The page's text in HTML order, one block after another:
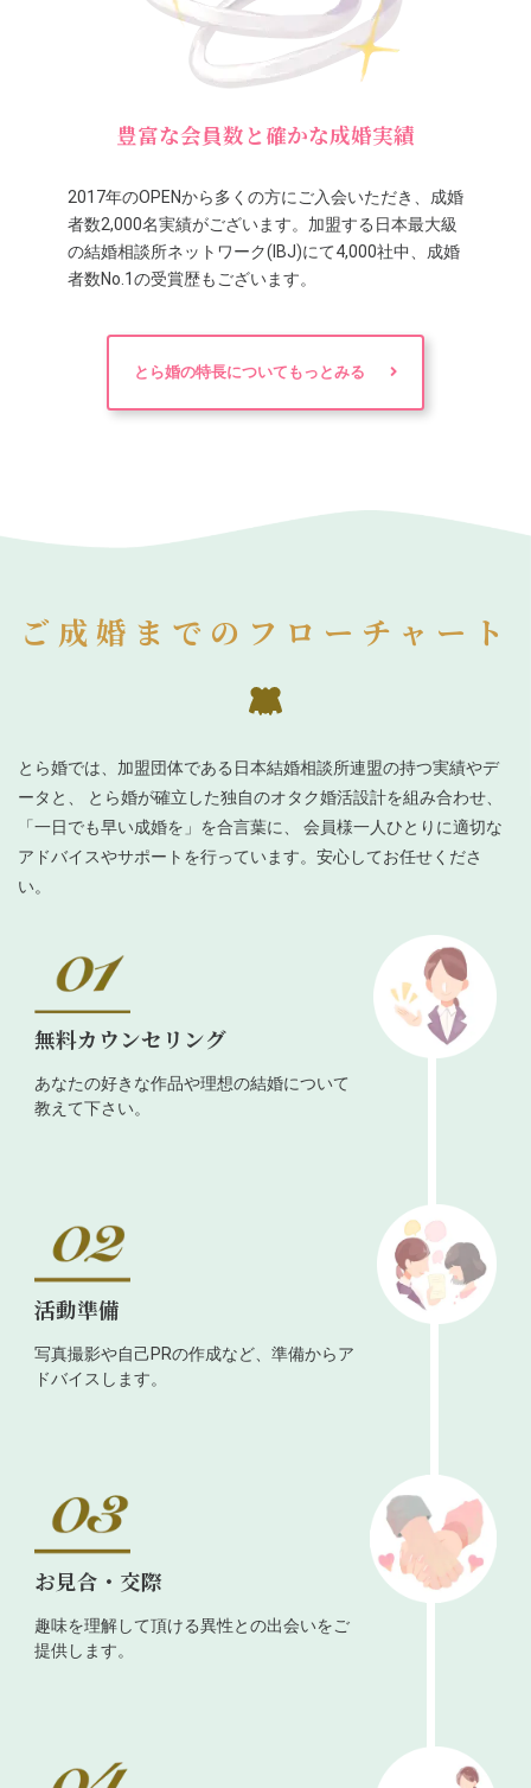
豊富な会員数と確かな成婚実績
2017年のOPENから多くの方にご入会いただき、成婚
者数2,000名実績がございます。加盟する日本最大級
の結婚相談所ネットワーク(IBJ)にて4,000社中、成婚
者数No.1の受賞歴もございます。
とら婚の特長についてもっとみる
ご成婚までのフローチャート
とら婚では、加盟団体である日本結婚相談所連盟の持つ実績やデ
ータと、 とら婚が確立した独自のオタク婚活設計を組み合わせ、
「一日でも早い成婚を」を合言葉に、 会員様一人ひとりに適切な
アドバイスやサポートを行っています。安心してお任せくださ
い。
無料カウンセリング
あなたの好きな作品や理想の結婚について
教えて下さい。
活動準備
写真撮影や自己PRの作成など、準備からア
ドバイスします。
お見合・交際
趣味を理解して頂ける異性との出会いをご
提供します。